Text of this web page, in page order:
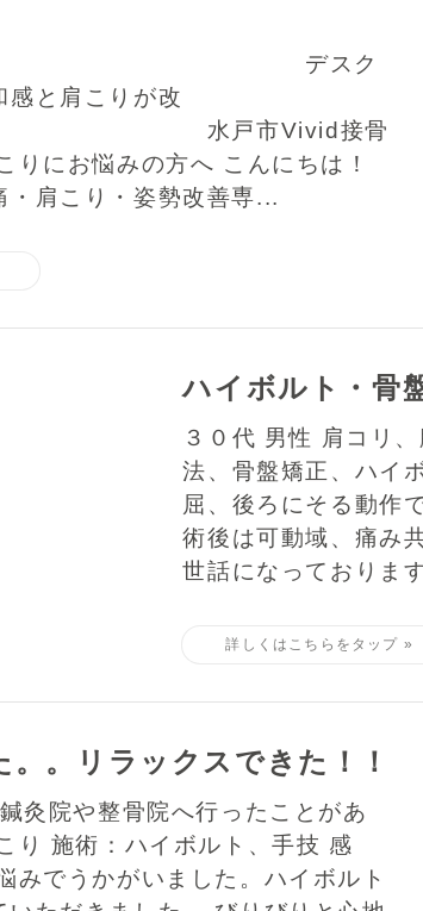
デスク
感と肩こりが改
Vivid接骨
りにお悩みの方へ こんにちは！
・肩こり・姿勢改善専...
ハイボルト・骨
３０代 男性 肩コリ
法、骨盤矯正、ハイ
屈、後ろにそる動作
術後は可動域、痛み
世話になっておりま
。リラックスできた！！
灸院や整骨院へ行ったことがあ
り 施術：ハイボルト、手技 感
みでうかがいました。ハイボルト